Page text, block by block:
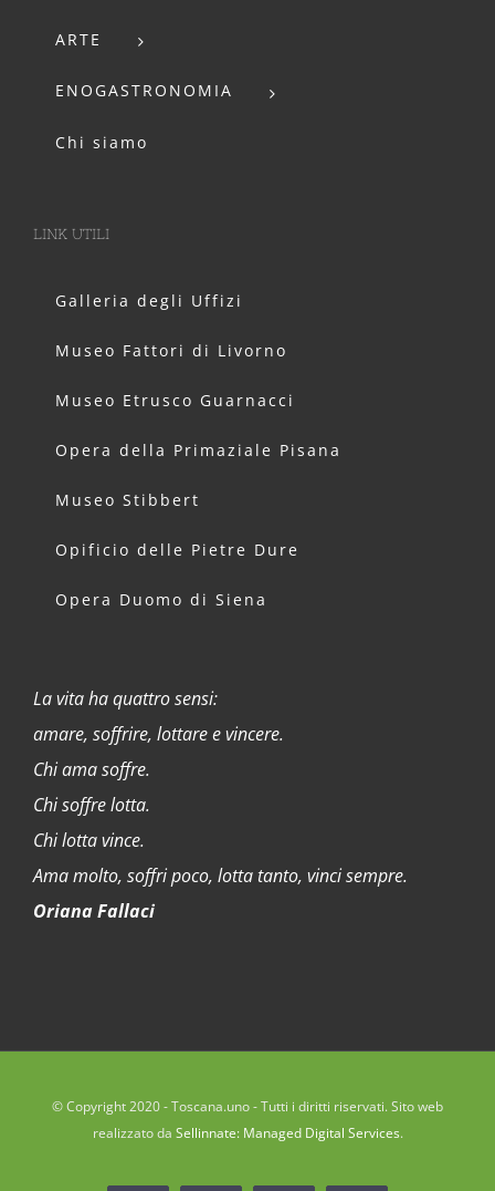
ARTE
ENOGASTRONOMIA
Chi siamo
LINK UTILI
Galleria degli Uffizi
Museo Fattori di Livorno
Museo Etrusco Guarnacci
Opera della Primaziale Pisana
Museo Stibbert
Opificio delle Pietre Dure
Opera Duomo di Siena
La vita ha quattro sensi:
amare, soffrire, lottare e vincere.
Chi ama soffre.
Chi soffre lotta.
Chi lotta vince.
Ama molto, soffri poco, lotta tanto, vinci sempre.
Oriana Fallaci
© Copyright 2020 - Toscana.uno - Tutti i diritti riservati. Sito web
realizzato da Sellinnate: Managed Digital Services.